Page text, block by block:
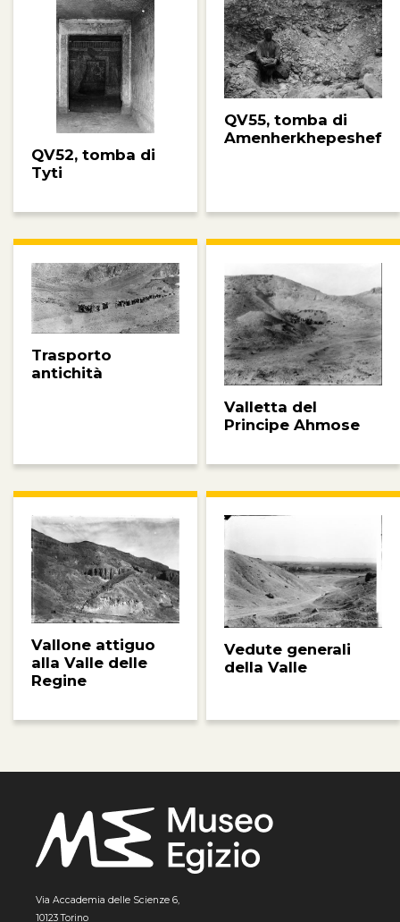
QV52, tomba di
Tyti
QV55, tomba di
Amenherkhepeshef
Trasporto
antichità
Valletta del
Principe Ahmose
Vallone attiguo
alla Valle delle
Regine
Vedute generali
della Valle
Via Accademia delle Scienze 6,
10123 Torino